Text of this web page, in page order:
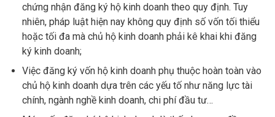
chứng nhận đăng ký hộ kinh doanh theo quy định. Tuy
nhiên, pháp luật hiện nay không quy định số vốn tối thiểu
hoặc tối đa mà chủ hộ kinh doanh phải kê khai khi đăng
ký kinh doanh;
Việc đăng ký vốn hộ kinh doanh phụ thuộc hoàn toàn vào
chủ hộ kinh doanh dựa trên các yếu tố như năng lực tài
chính, ngành nghề kinh doanh, chi phí đầu tư…